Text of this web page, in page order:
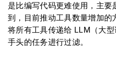
是比编写代码更难使用，主要
到，目前推动工具数量增加的
将所有工具传递给 LLM（大
手头的任务进行过滤。